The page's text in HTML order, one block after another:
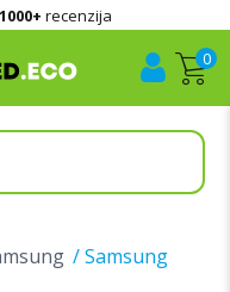
1000+ recenzija
0
/ Samsung